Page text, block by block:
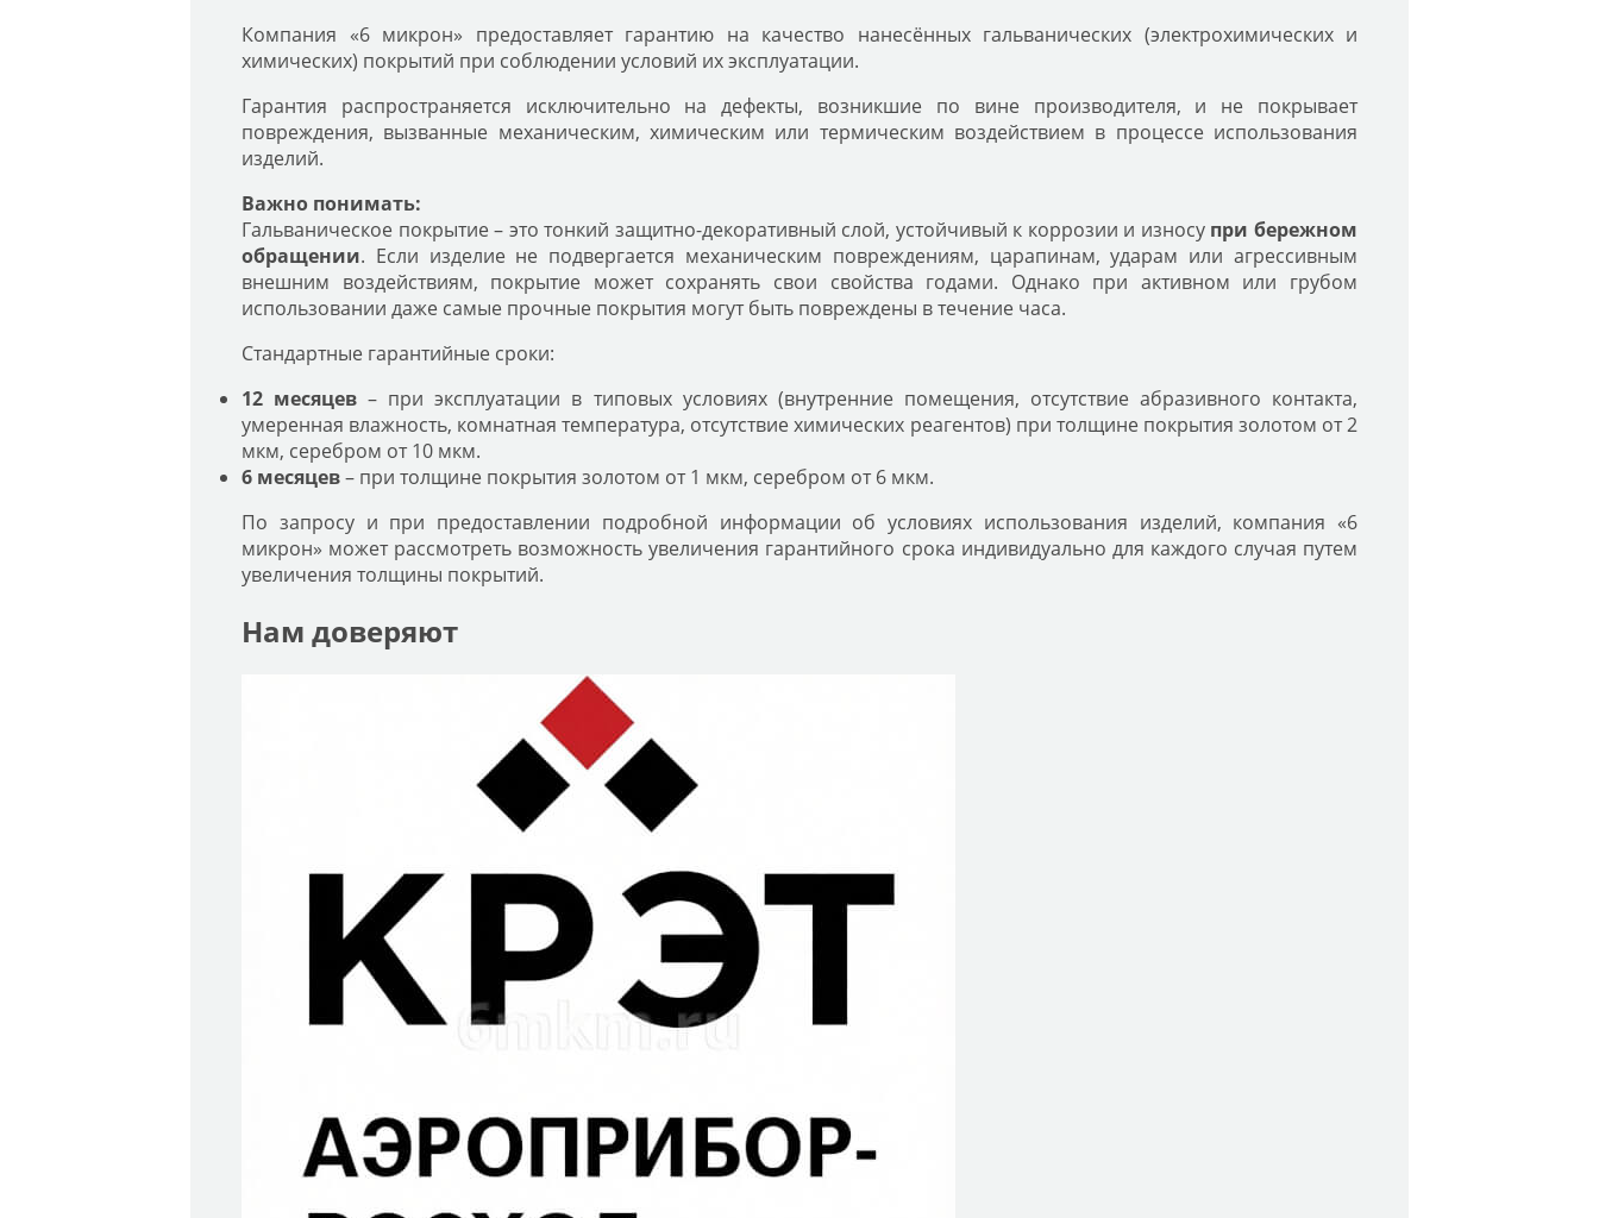
Компания «6 микрон» предоставляет гарантию на качество нанесённых гальванических (электрохимических и
химических) покрытий при соблюдении условий их эксплуатации.
Гарантия распространяется исключительно на дефекты, возникшие по вине производителя, и не покрывает
повреждения, вызванные механическим, химическим или термическим воздействием в процессе использования
изделий.
Важно понимать:
Гальваническое покрытие – это тонкий защитно-декоративный слой, устойчивый к коррозии и износу при бережном
обращении. Если изделие не подвергается механическим повреждениям, царапинам, ударам или агрессивным
внешним воздействиям, покрытие может сохранять свои свойства годами. Однако при активном или грубом
использовании даже самые прочные покрытия могут быть повреждены в течение часа.
Стандартные гарантийные сроки:
12 месяцев – при эксплуатации в типовых условиях (внутренние помещения, отсутствие абразивного контакта,
умеренная влажность, комнатная температура, отсутствие химических реагентов) при толщине покрытия золотом от 2
мкм, серебром от 10 мкм.
6 месяцев– при толщине покрытия золотом от 1 мкм, серебром от 6 мкм.
По запросу и при предоставлении подробной информации об условиях использования изделий, компания «6
микрон» может рассмотреть возможность увеличения гарантийного срока индивидуально для каждого случая путем
увеличения толщины покрытий.
Нам доверяют